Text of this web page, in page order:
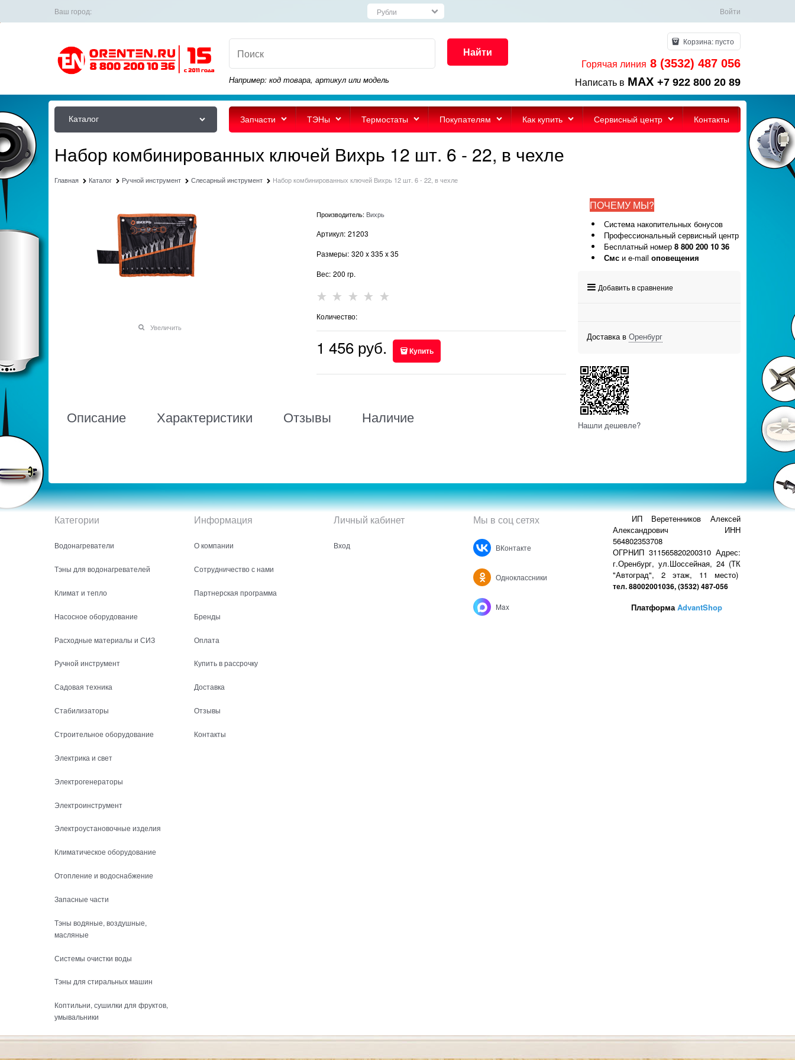
Ваш город: Войти
Найти
Например: код товара, артикул или модель
Корзина:пусто
Горячая линия 8 (3532) 487 056
Написать в MAX +7 922 800 20 89
Каталог Запчасти ТЭНы Термостаты Покупателям Как купить Сервисный центр Контакты
Набор комбинированных ключей Вихрь 12 шт. 6 - 22, в чехле
Главная Каталог Ручной инструмент Слесарный инструмент Набор комбинированных ключей Вихрь 12 шт. 6 - 22, в чехле
Увеличить
Производитель: Вихрь
Артикул: 21203
Размеры: 320 x335 x35
Вес: 200 гр.
Количество:
1 456 руб. Купить
Описание Характеристики Отзывы Наличие
ПОЧЕМУ МЫ?
Система накопительных бонусов
Профессиональный сервисный центр
Бесплатный номер 8 800 200 10 36
Смс и e-mail оповещения
Добавить в сравнение
Доставка в Оренбург
Нашли дешевле?
Категории
Водонагреватели
Тэны для водонагревателей
Климат и тепло
Насосное оборудование
Расходные материалы и СИЗ
Ручной инструмент
Садовая техника
Стабилизаторы
Строительное оборудование
Электрика и свет
Электрогенераторы
Электроинструмент
Электроустановочные изделия
Климатическое оборудование
Отопление и водоснабжение
Запасные части
Тэны водяные, воздушные,
масляные
Системы очистки воды
Тэны для стиральных машин
Коптильни, сушилки для фруктов,
умывальники
Информация
О компании
Сотрудничество с нами
Партнерская программа
Бренды
Оплата
Купить в рассрочку
Доставка
Отзывы
Контакты
Личный кабинет
Вход
Мы в соц сетях
ВКонтакте
Одноклассники
Max
ИП Веретенников Алексей
Александрович ИНН
564802353708
ОГРНИП 311565820200310 Адрес:
г.Оренбург, ул.Шоссейная, 24 (ТК
"Автоград", 2 этаж, 11 место)
тел. 88002001036, (3532) 487-056
ПлатформаAdvantShop